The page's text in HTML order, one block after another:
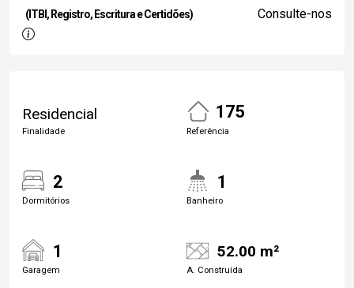
(ITBI, Registro, Escritura e Certidões) Consulte-nos
Residencial
Finalidade
175
Referência
2
Dormitórios
1
Banheiro
1
Garagem
52.00 m²
A. Construída